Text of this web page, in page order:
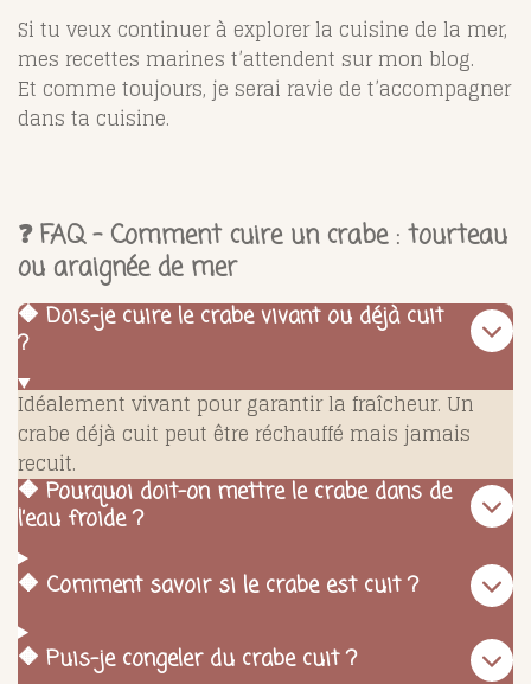
Si tu veux continuer à explorer la cuisine de la mer,
mes recettes marines t’attendent sur mon blog.
Et comme toujours, je serai ravie de t’accompagner
dans ta cuisine.
❓ FAQ – Comment cuire un crabe : tourteau
ou araignée de mer
🔶 Dois-je cuire le crabe vivant ou déjà cuit
?
Idéalement vivant pour garantir la fraîcheur. Un
crabe déjà cuit peut être réchauffé mais jamais
recuit.
🔶 Pourquoi doit-on mettre le crabe dans de
l’eau froide ?
🔶 Comment savoir si le crabe est cuit ?
🔶 Puis-je congeler du crabe cuit ?